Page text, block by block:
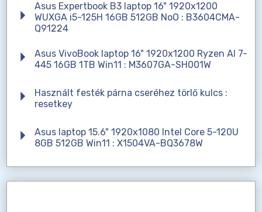
Asus Expertbook B3 laptop 16" 1920x1200
WUXGA i5-125H 16GB 512GB NoO : B3604CMA-
Q91224
Asus VivoBook laptop 16" 1920x1200 Ryzen AI 7-
445 16GB 1TB Win11 : M3607GA-SH001W
Használt festék párna cseréhez törlő kulcs :
resetkey
Asus laptop 15.6" 1920x1080 Intel Core 5-120U
8GB 512GB Win11 : X1504VA-BQ3678W